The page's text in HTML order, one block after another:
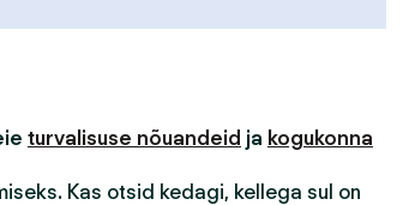
turvalisuse nõuandeid ja kogukonna
Kas otsid kedagi, kellega sul on